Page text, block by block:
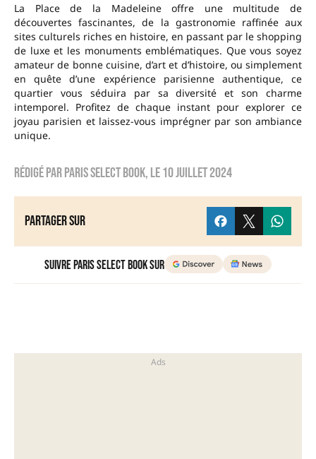
La Place de la Madeleine offre une multitude de
découvertes fascinantes, de la gastronomie raffinée aux
sites culturels riches en histoire, en passant par le shopping
de luxe et les monuments emblématiques. Que vous soyez
amateur de bonne cuisine, d’art et d’histoire, ou simplement
en quête d’une expérience parisienne authentique, ce
quartier vous séduira par sa diversité et son charme
intemporel. Profitez de chaque instant pour explorer ce
joyau parisien et laissez-vous imprégner par son ambiance
unique.
Rédigé parParis Select Book, le10 juillet 2024
Partager sur
Suivre Paris Select Book sur